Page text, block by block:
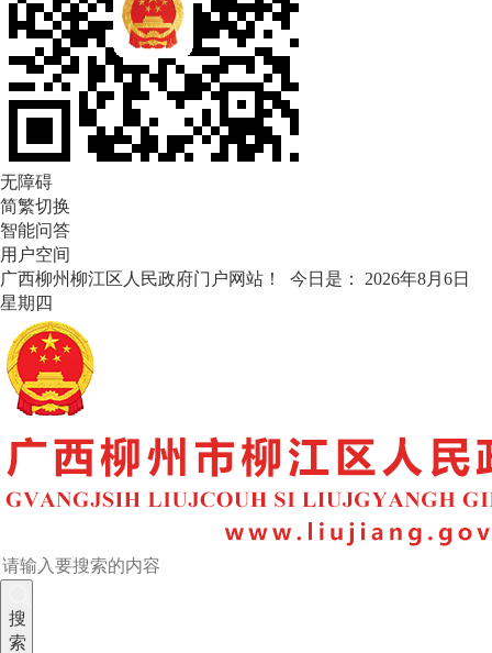
无障碍
简繁切换
智能问答
用户空间
广西柳州柳江区人民政府门户网站！ 今日是： 2026年8月6日
星期四
搜
索